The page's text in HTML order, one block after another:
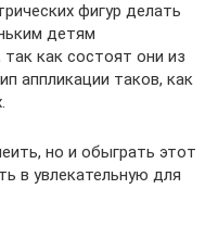
фигур делать
детям
как состоят они из
аппликации таков, как
но и обыграть этот
в увлекательную для